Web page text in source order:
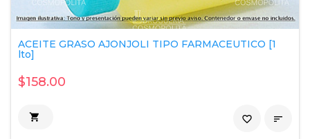
ACEITE GRASO AJONJOLI TIPO FARMACEUTICO [1
lto]
$158.00
 
favorite_border